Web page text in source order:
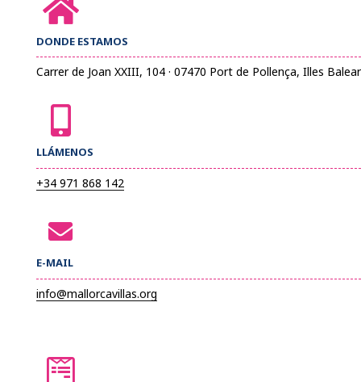
DONDE ESTAMOS
Carrer de Joan XXIII, 104 · 07470 Port de Pollença, Illes
LLÁMENOS
+34 971 868 142
E-MAIL
info@mallorcavillas.org